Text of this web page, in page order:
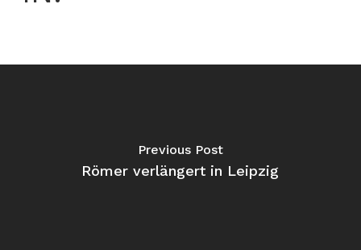
Previous Post
Römer verlängert in Leipzig